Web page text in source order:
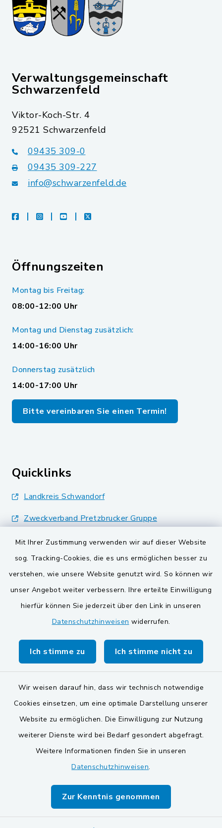
Mit Ihrer Zustimmung verwenden wir auf dieser Website
sog. Tracking-Cookies, die es uns ermöglichen besser zu
verstehen, wie unsere Website genutzt wird. So können wir
unser Angebot weiter verbessern. Ihre erteilte Einwilligung
hierfür können Sie jederzeit über den Link in unseren
Datenschutzhinweisen widerrufen.
Ich stimme zu Ich stimme nicht zu
Wir weisen darauf hin, dass wir technisch notwendige
Cookies einsetzen, um eine optimale Darstellung unserer
Website zu ermöglichen. Die Einwilligung zur Nutzung
weiterer Dienste wird bei Bedarf gesondert abgefragt.
Weitere Informationen finden Sie in unseren
Datenschutzhinweisen.
Zur Kenntnis genommen
Verwaltungsgemeinschaft
Schwarzenfeld
Viktor-Koch-Str. 4
92521 Schwarzenfeld
09435 309-0
09435 309-227
info@schwarzenfeld.de
facebookinstagramyoutubeX
Öffnungszeiten
Montag bis Freitag:
08:00-12:00 Uhr
Montag und Dienstag zusätzlich:
14:00-16:00 Uhr
Donnerstag zusätzlich
14:00-17:00 Uhr
Bitte vereinbaren Sie einen Termin!
Quicklinks
Landkreis Schwandorf
Zweckverband Pretzbrucker Gruppe
BayernPortal
Gemeinden der
Verwaltungsgemeinschaft
Gemeinde Schwarzach bei Nabburg
Markt Schwarzenfeld
Gemeinde Stulln
Barrierefreiheit